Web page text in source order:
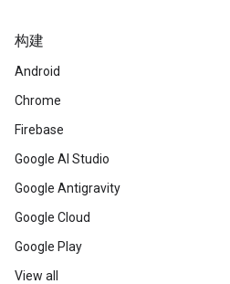
构建
Android
Chrome
Firebase
Google AI Studio
Google Antigravity
Google Cloud
Google Play
View all